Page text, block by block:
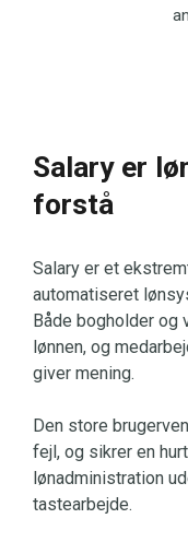
Salary er
forstå
Salary er et
automatiseret
Både bogholder og
lønnen, og
giver mening.
Den store
fejl, og sikrer en
lønadministration
tastearbejde.